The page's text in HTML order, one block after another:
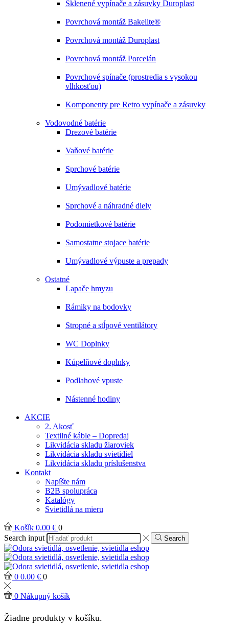
Sklenené vypínače a zásuvky Duroplast
Povrchová montáž Bakelite®
Povrchová montáž Duroplast
Povrchová montáž Porcelán
Povrchové spínače (prostredia s vysokou
vlhkosťou)
Komponenty pre Retro vypínače a zásuvky
Vodovodné batérie
Drezové batérie
Vaňové batérie
Sprchové batérie
Umývadlové batérie
Sprchové a náhradné diely
Podomietkové batérie
Samostatne stojace batérie
Umývadlové výpuste a prepady
Ostatné
Lapače hmyzu
Rámiky na bodovky
Stropné a stĺpové ventilátory
WC Doplnky
Kúpelňové doplnky
Podlahové vpuste
Nástenné hodiny
AKCIE
2. Akosť
Textilné káble – Dopredaj
Likvidácia skladu žiaroviek
Likvidácia skladu svietidiel
Likvidácia skladu príslušenstva
Kontakt
Napíšte nám
B2B spolupráca
Katalógy
Svietidlá na mieru
Košík 0.00 € 0
Search input
Search
0 0.00 € 0
0 Nákupný košík
Žiadne produkty v košíku.